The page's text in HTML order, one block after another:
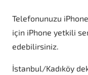
Telefonunuzu
için iPhone yetkili
edebilirsiniz.
İstanbul/Kadıköy